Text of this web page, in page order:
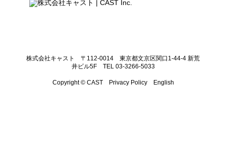
株式会社キャスト 〒112-0014 東京都文京区関口1-44-4 新荒
井ビル5F TEL 03-3266-5033
Copyright © CAST Privacy Policy English